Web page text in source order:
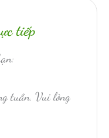
tiếp
tuần. Vui lòng